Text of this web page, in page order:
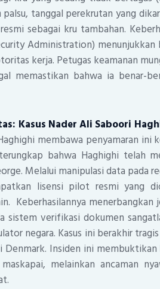
tanggal perekrutan yang
sebagai kru tambahan.
Administration)
kerja. Petugas keamanan
memastikan bahwa ia benar-
Kasus Nader Ali Saboori
membawa penyamaran
bahwa Haghighi telah
Melalui manipulasi data pada
lisensi pilot resmi yang
Keberhasilannya
sistem verifikasi dokumen
negara. Kasus ini berakhir
Denmark. Insiden ini
melainkan ancaman